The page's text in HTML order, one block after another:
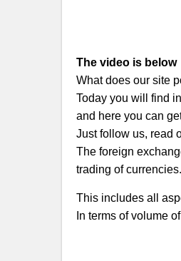
The video is below
What does our site
Today you will find
and here you can
Just follow us, read
The foreign
trading of currencies.
This includes all
In terms of volume